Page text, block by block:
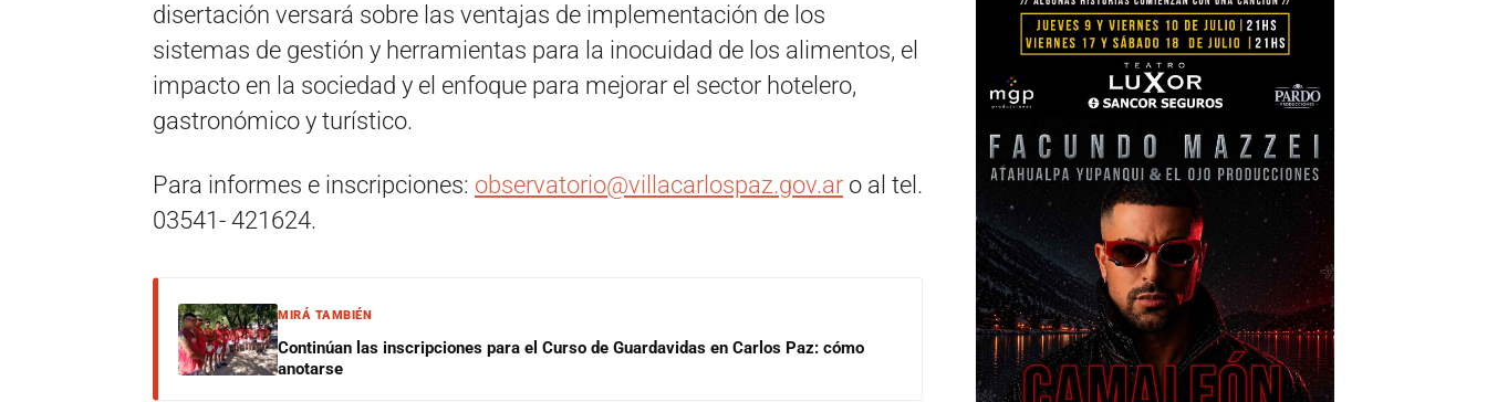
disertación versará sobre las ventajas de implementación de los
sistemas de gestión y herramientas para la inocuidad de los alimentos, el
impacto en la sociedad y el enfoque para mejorar el sector hotelero,
gastronómico y turístico.
Para informes e inscripciones: observatorio@villacarlospaz.gov.ar o al tel.
03541- 421624.
MIRÁ TAMBIÉN
Continúan las inscripciones para el Curso de Guardavidas en Carlos Paz: cómo
anotarse